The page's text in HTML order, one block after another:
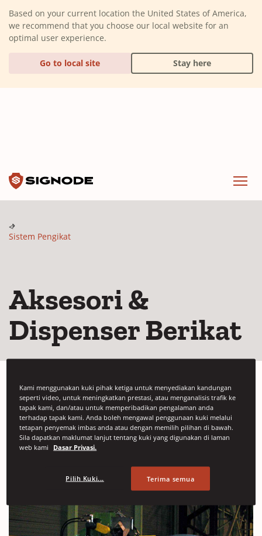
Based on your current location the United States of America,
we recommend that you choose our local website for an
optimal user experience.
Go to local site Stay here
Sistem Pengikat
Aksesori &
Dispenser Berikat
Signode menawarkan pelbagai jenis produk pengikat
termasuk aksesori dan dispenser. Aksesori dan dispenser
kami direka untuk menjadikan muatan anda lebih mudah
dan pantas untuk pengendali.
Mesin Penanggal Tali
Kami menggunakan kuki pihak ketiga untuk menyediakan kandungan
seperti video, untuk meningkatkan prestasi, atau menganalisis trafik ke
tapak kami, dan/atau untuk memperibadikan pengalaman anda
terhadap tapak kami. Anda boleh mengawal penggunaan kuki melalui
tetapan penyemak imbas anda atau dengan memilih pilihan di bawah.
Sila dapatkan maklumat lanjut tentang kuki yang digunakan di laman
web kami
Dasar Privasi.
Pilih Kuki... Terima semua